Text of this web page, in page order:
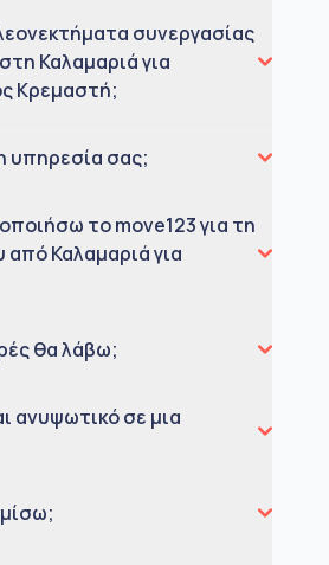
συνεργασίας
Καλαμαριά για
Κρεμαστή;
υπηρεσία σας;
το move123 για τη
από Καλαμαριά για
θα λάβω;
ανυψωτικό σε μια